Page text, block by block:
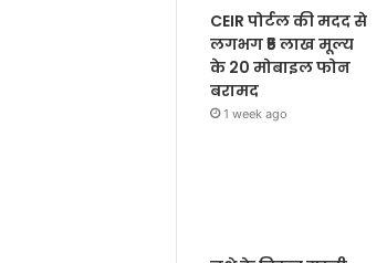
CEIR पोर्टल की मदद से
लगभग ₹5 लाख मूल्य
के 20 मोबाइल फोन
बरामद
1 week ago